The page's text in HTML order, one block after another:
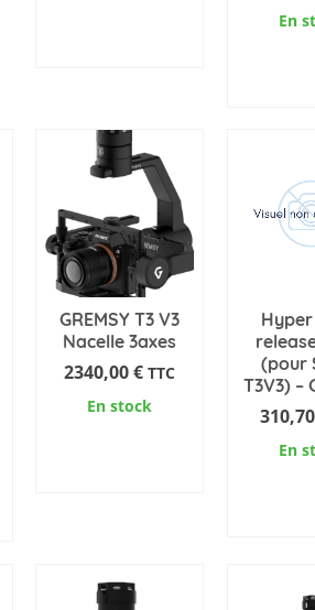
En
GREMSY T3 V3
Nacelle 3axes
2340,00€ TTC
En stock
(pour
T3V3) –
En